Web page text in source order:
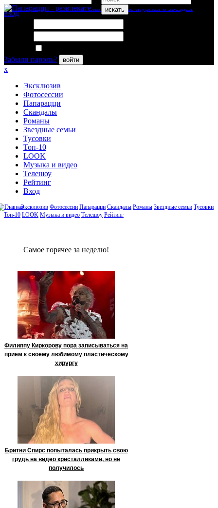
искать
вход
Забыли пароль?
войти
x
Эксклюзив
Фотосессии
Папарацци
Скандалы
Романы
Звездные семьи
Тусовки
Топ-10
LOOK
Музыка и видео
Телешоу
Рейтинг
Вход
Эксклюзив Фотосессии Папарацци Скандалы Романы Звездные семьи Тусовки
Топ-10 LOOK Музыка и видео Телешоу Рейтинг
Сaмое гoрячее за неделю!
Филиппу Киркорову пора записываться на
прием к своему любимому пластическому
хирургу
Бритни Спирс попыталась прикрыть свою
грудь на видео кристалликами, но не
получилось